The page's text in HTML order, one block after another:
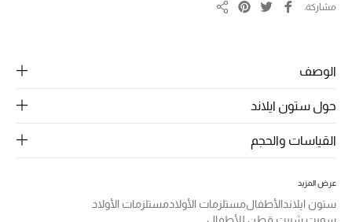
مستلزمات المنزل
المجوهرات
جديد لدينا
نسوقوا أحدث ما وصلنا
مشاركة
الوصف
حول ستون ايلاند
القياسات والحجم
عرض المزيد
ستون ايلاندالأطفالمستلزمات الأولادمستلزمات الأولاد
سويت شيرت قطن للأطفال